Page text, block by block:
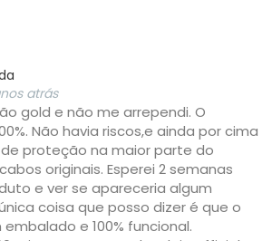
atrás
gold e não me arrependi. O
Não havia riscos,e ainda por cima
proteção na maior parte do
originais. Esperei 2 semanas
e ver se apareceria algum
coisa que posso dizer é que o
e 100% funcional.